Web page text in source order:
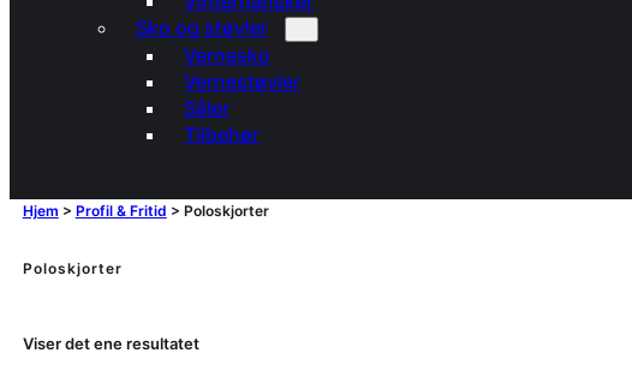
Sko og støvler
Vernesko
Vernestøvler
Såler
Tilbehør
Hjem > Profil & Fritid > Poloskjorter
Poloskjorter
Viser det ene resultatet